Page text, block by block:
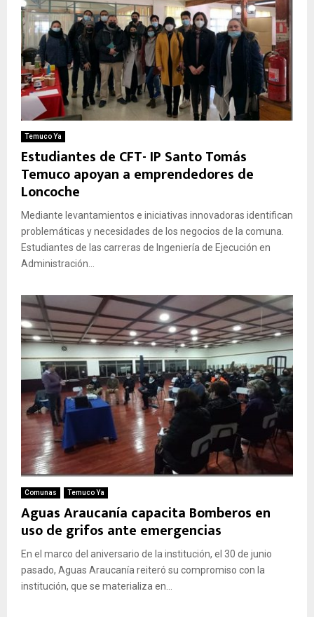
Temuco Ya
Estudiantes de CFT- IP Santo Tomás
Temuco apoyan a emprendedores de
Loncoche
Mediante levantamientos e iniciativas innovadoras identifican
problemáticas y necesidades de los negocios de la comuna.
Estudiantes de las carreras de Ingeniería de Ejecución en
Administración...
Comunas Temuco Ya
Aguas Araucanía capacita Bomberos en
uso de grifos ante emergencias
En el marco del aniversario de la institución, el 30 de junio
pasado, Aguas Araucanía reiteró su compromiso con la
institución, que se materializa en...